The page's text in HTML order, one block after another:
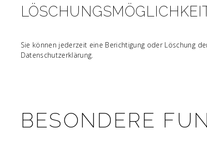
Sie können jederzeit eine Berichtigung oder Löschung
Datenschutzerklärung.
BESONDERE